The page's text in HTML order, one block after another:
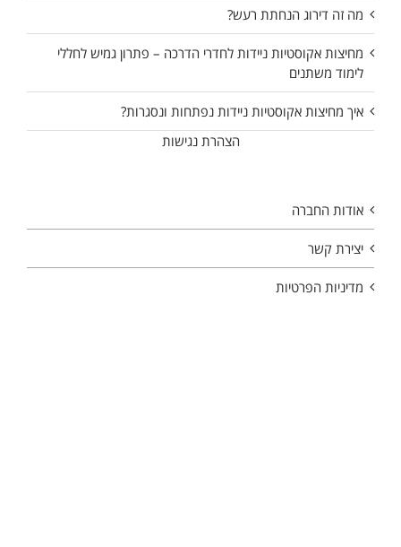
מה זה דירוג הנחתת רעש?
מחיצות אקוסטיות ניידות לחדרי הדרכה – פתרון גמיש לחללי
לימוד משתנים
איך מחיצות אקוסטיות ניידות נפתחות ונסגרות?
הצהרת נגישות
אודות החברה
יצירת קשר
מדיניות הפרטיות